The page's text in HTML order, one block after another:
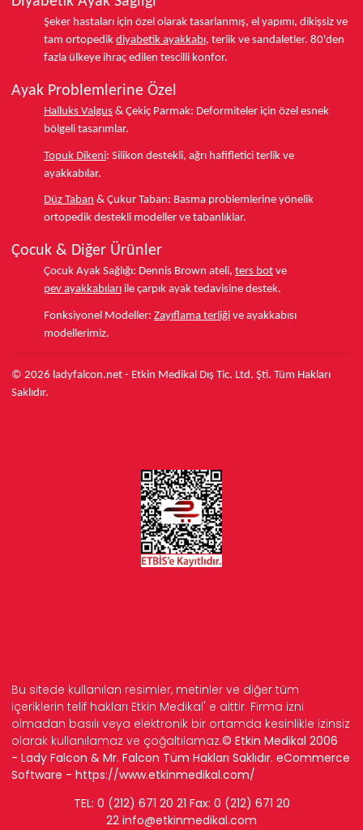
Şeker hastaları için özel olarak tasarlanmış, el yapımı, dikişsiz ve
tam ortopedik diyabetik ayakkabı, terlik ve sandaletler. 80'den
fazla ülkeye ihraç edilen tescilli konfor.
Ayak Problemlerine Özel
Halluks Valgus & Çekiç Parmak: Deformiteler için özel esnek
bölgeli tasarımlar.
Topuk Dikeni: Silikon destekli, ağrı hafifletici terlik ve
ayakkabılar.
Düz Taban & Çukur Taban: Basma problemlerine yönelik
ortopedik destekli modeller ve tabanlıklar.
Çocuk & Diğer Ürünler
Çocuk Ayak Sağlığı: Dennis Brown ateli, ters bot ve
pev ayakkabıları ile çarpık ayak tedavisine destek.
Fonksiyonel Modeller: Zayıflama terliği ve ayakkabısı
modellerimiz.
© 2026 ladyfalcon.net - Etkin Medikal Dış Tic. Ltd. Şti. Tüm Hakları
Saklıdır.
Bu sitede kullanılan resimler, metinler ve diğer tüm
içeriklerin telif hakları Etkin Medikal' e aittir. Firma izni
olmadan basılı veya elektronik bir ortamda kesinlikle izinsiz
olarak kullanılamaz ve çoğaltılamaz.© Etkin Medikal 2006
- Lady Falcon & Mr. Falcon Tüm Hakları Saklıdır. eCommerce
Software - https://www.etkinmedikal.com/
TEL: 0 (212) 671 20 21 Fax: 0 (212) 671 20
22 info@etkinmedikal.com